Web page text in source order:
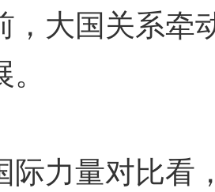
大国关系牵
力量对比看